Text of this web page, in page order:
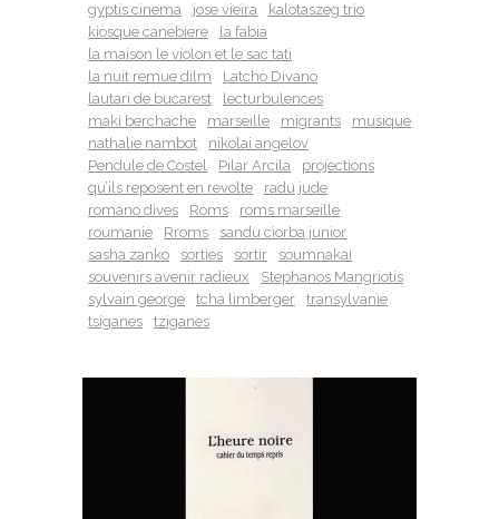
gyptis cinema
jose vieira
kalotaszeg trio
kiosque canebiere
la fabia
la maison le violon et le sac tati
la nuit remue dilm
Latcho Divano
lautari de bucarest
lecturbulences
maki berchache
marseille migrants
musique
nathalie nambot
nikolai angelov
Pendule de Costel
Pilar Arcila
projections
qu’ils reposent en revolte
radu jude
romano dives
Roms
roms marseille
roumanie
Rroms
sandu ciorba junior
sasha zanko
sorties sortir
soumnakai
souvenirs avenir radieux
Stephanos Mangriotis
sylvain george
tcha limberger
transylvanie
tsiganes
tziganes